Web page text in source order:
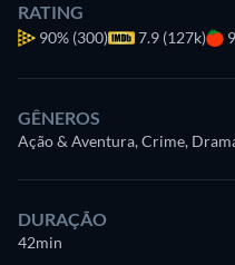
RATING
90% (300) 7.9 (127k)
GÊNEROS
Ação & Aventura, Crime,
DURAÇÃO
42min